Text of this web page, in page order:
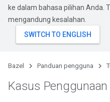
ke dalam bahasa pilihan Anda.
mengandung kesalahan.
Bazel Panduan pengguna
Kasus